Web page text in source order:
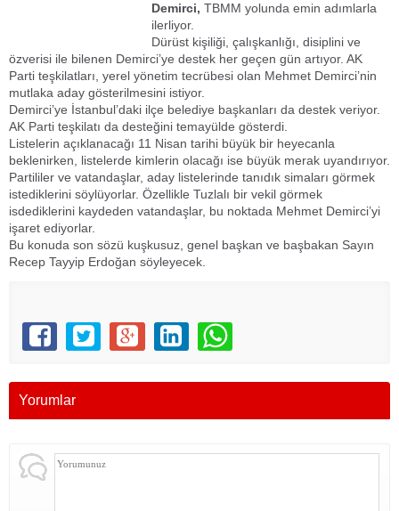
Demirci, TBMM yolunda emin adımlarla
ilerliyor.
Dürüst kişiliği, çalışkanlığı, disiplini ve
özverisi ile bilenen Demirci’ye destek her geçen gün artıyor. AK
Parti teşkilatları, yerel yönetim tecrübesi olan Mehmet Demirci’nin
mutlaka aday gösterilmesini istiyor.
Demirci’ye İstanbul’daki ilçe belediye başkanları da destek veriyor.
AK Parti teşkilatı da desteğini temayülde gösterdi.
Listelerin açıklanacağı 11 Nisan tarihi büyük bir heyecanla
beklenirken, listelerde kimlerin olacağı ise büyük merak uyandırıyor.
Partililer ve vatandaşlar, aday listelerinde tanıdık simaları görmek
istediklerini söylüyorlar. Özellikle Tuzlalı bir vekil görmek
isdediklerini kaydeden vatandaşlar, bu noktada Mehmet Demirci’yi
işaret ediyorlar.
Bu konuda son sözü kuşkusuz, genel başkan ve başbakan Sayın
Recep Tayyip Erdoğan söyleyecek.
Yorumlar